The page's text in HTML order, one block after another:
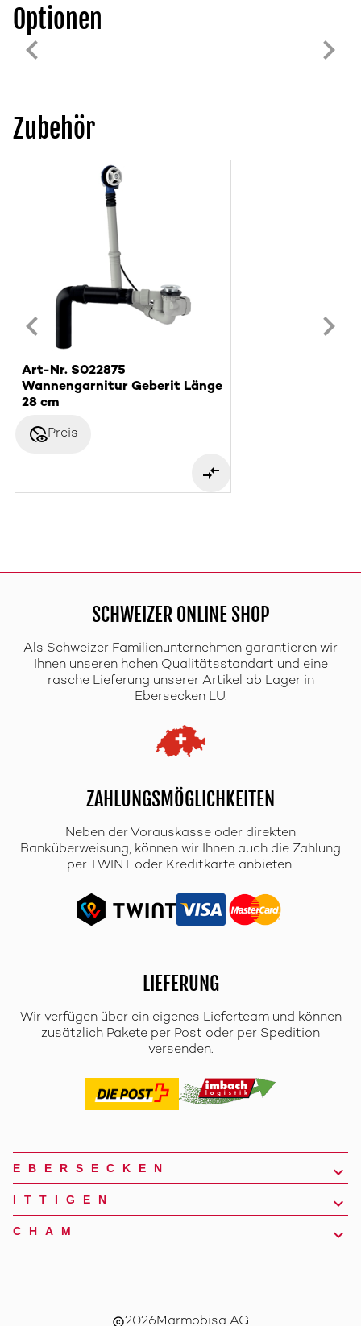
Optionen
Zubehör
Art-Nr. S022875
Wannengarnitur Geberit Länge
28 cm
disabled_visiblePreis
SCHWEIZER ONLINE SHOP
Als Schweizer Familienunternehmen garantieren wir
Ihnen unseren hohen Qualitätsstandart und eine
rasche Lieferung unserer Artikel ab Lager in
Ebersecken LU.
ZAHLUNGSMÖGLICHKEITEN
Neben der Vorauskasse oder direkten
Banküberweisung, können wir Ihnen auch die Zahlung
per TWINT oder Kreditkarte anbieten.
LIEFERUNG
Wir verfügen über ein eigenes Lieferteam und können
zusätzlich Pakete per Post oder per Spedition
versenden.
EBERSECKEN
ITTIGEN
CHAM
copyright2026Marmobisa AG